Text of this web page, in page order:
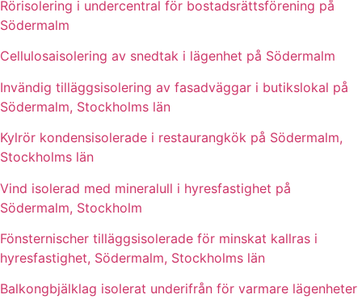
Rörisolering i undercentral för bostadsrättsförening på
Södermalm
Cellulosaisolering av snedtak i lägenhet på Södermalm
Invändig tilläggsisolering av fasadväggar i butikslokal på
Södermalm, Stockholms län
Kylrör kondensisolerade i restaurangkök på Södermalm,
Stockholms län
Vind isolerad med mineralull i hyresfastighet på
Södermalm, Stockholm
Fönsternischer tilläggsisolerade för minskat kallras i
hyresfastighet, Södermalm, Stockholms län
Balkongbjälklag isolerat underifrån för varmare lägenheter